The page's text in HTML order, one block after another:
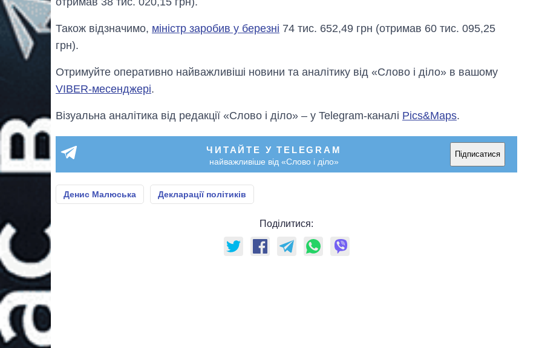
Також відзначимо, міністр заробив у березні 74 тис. 652,49 грн (отримав 60 тис. 095,25
грн).
Отримуйте оперативно найважливіші новини та аналітику від «Слово і діло» в вашому
VIBER-месенджері.
Візуальна аналітика від редакції «Слово і діло» – у Telegram-каналі Pics&Maps.
ЧИТАЙТЕ У TELEGRAM
найважливіше від «Слово і діло»
Підписатися
Денис Малюська Декларації політиків
Поділитися: